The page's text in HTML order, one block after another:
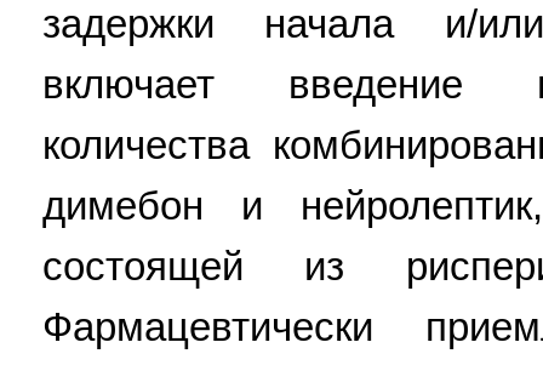
задержки начала и/
включает введение
количества
димебон и
состоящей из
Фармацевтически